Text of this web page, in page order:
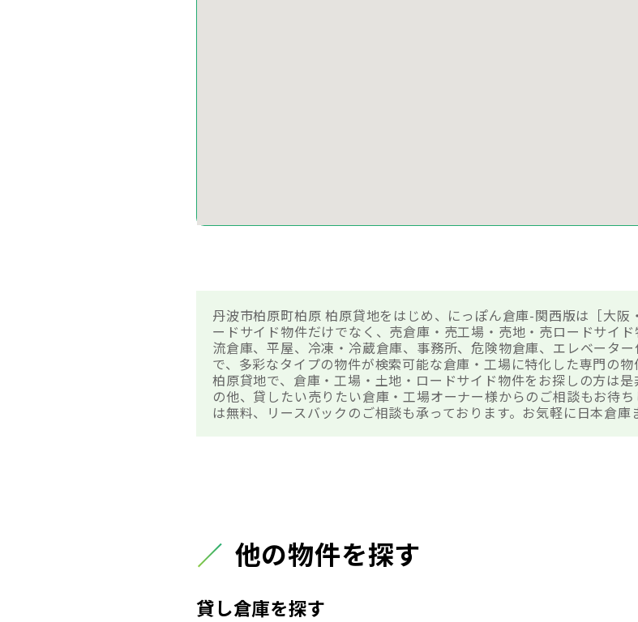
丹波市柏原町柏原 柏原貸地をはじめ、にっぽん倉庫-関西版は［大阪
ードサイド物件だけでなく、売倉庫・売工場・売地・売ロードサイ
流倉庫、平屋、冷凍・冷蔵倉庫、事務所、危険物倉庫、エレベータ
で、多彩なタイプの物件が検索可能な倉庫・工場に特化した専門の
柏原貸地で、倉庫・工場・土地・ロードサイド物件をお探しの方は
の他、貸したい売りたい倉庫・工場オーナー様からのご相談もお待
は無料、リースバックのご相談も承っております。お気軽に日本倉庫
他の物件を探す
貸し倉庫を探す